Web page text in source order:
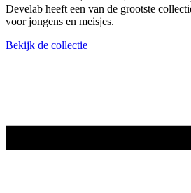
Develab heeft een van de grootste
voor jongens en meisjes.
Bekijk de collectie